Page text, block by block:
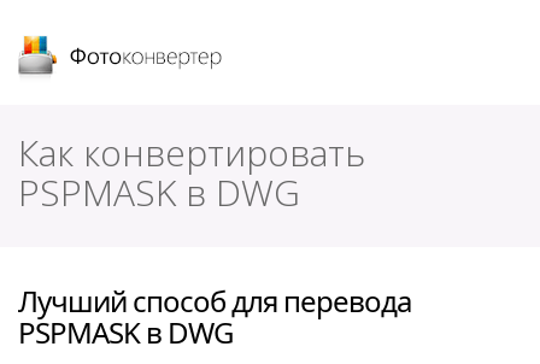
Как конвертировать
PSPMASK в DWG
Лучший способ для перевода
PSPMASK в DWG